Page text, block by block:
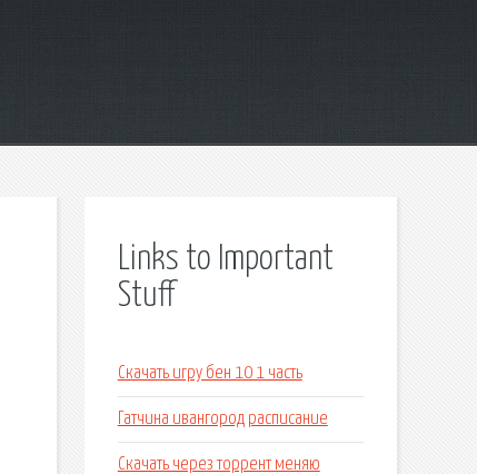
Links to Important
Stuff
Скачать игру бен 10 1 часть
Гатчина ивангород расписание
Скачать через торрент меняю